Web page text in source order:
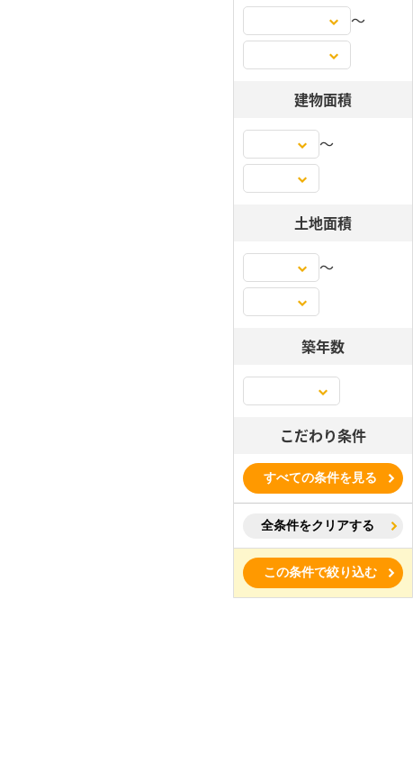
〜
建物面積
〜
土地面積
〜
築年数
こだわり条件
すべての条件を見る
全条件をクリアする
この条件で絞り込む